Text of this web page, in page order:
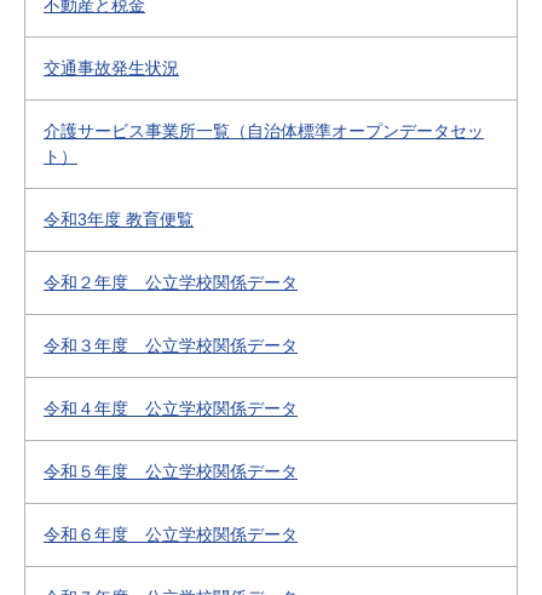
不動産と税金
交通事故発生状況
介護サービス事業所一覧（自治体標準オープンデータセッ
ト）
令和3年度 教育便覧
令和２年度 公立学校関係データ
令和３年度 公立学校関係データ
令和４年度 公立学校関係データ
令和５年度 公立学校関係データ
令和６年度 公立学校関係データ